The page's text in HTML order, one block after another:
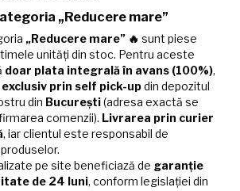
„Reducere mare”
„Reducere mare” 🔥 sunt piese
unități din stoc. Pentru aceste
doar plata integrală în avans (100%),
exclusiv prin self pick-updin depozitul
din București(adresa exactă se
comenzii). Livrarea prin curier
, iar clientul este responsabil de
pe site beneficiază de garanție
de 24 luni, conform legislației din